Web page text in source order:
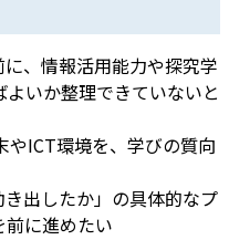
、情報活用能力や探究学
いか整理できていないと
やICT環境を、学びの質向
出したか」の具体的なプ
に進めたい